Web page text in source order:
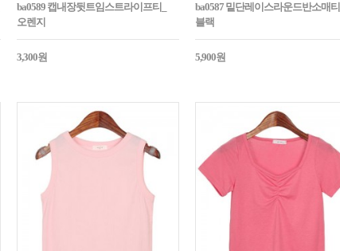
ba0589 캡내장뒷트임스트라이프티_
오렌지
3,300원
ba0587 밑단레이스라운드반소매티_
블랙
5,900원